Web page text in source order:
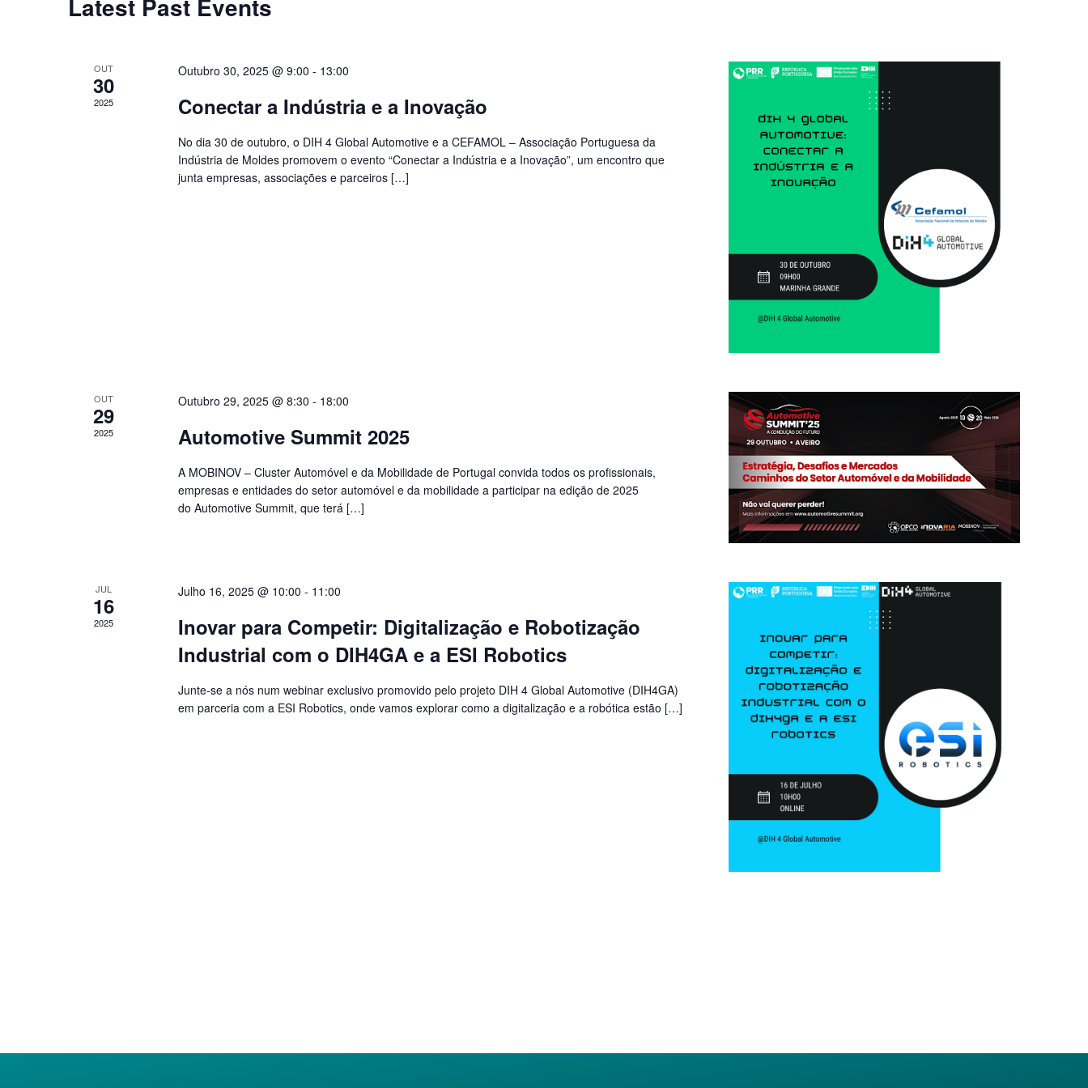
Latest Past Events
OUT
30
2025
Outubro 30, 2025 @ 9:00 - 13:00
Conectar a Indústria e a Inovação
No dia 30 de outubro, o DIH 4 Global Automotive e a CEFAMOL – Associação Portuguesa da
Indústria de Moldes promovem o evento “Conectar a Indústria e a Inovação”, um encontro que
junta empresas, associações e parceiros […]
OUT
29
2025
Outubro 29, 2025 @ 8:30 - 18:00
Automotive Summit 2025
A MOBINOV – Cluster Automóvel e da Mobilidade de Portugal convida todos os profissionais,
empresas e entidades do setor automóvel e da mobilidade a participar na edição de 2025
do Automotive Summit, que terá […]
JUL
16
2025
Julho 16, 2025 @ 10:00 - 11:00
Inovar para Competir: Digitalização e Robotização
Industrial com o DIH4GA e a ESI Robotics
Junte-se a nós num webinar exclusivo promovido pelo projeto DIH 4 Global Automotive (DIH4GA)
em parceria com a ESI Robotics, onde vamos explorar como a digitalização e a robótica estão […]